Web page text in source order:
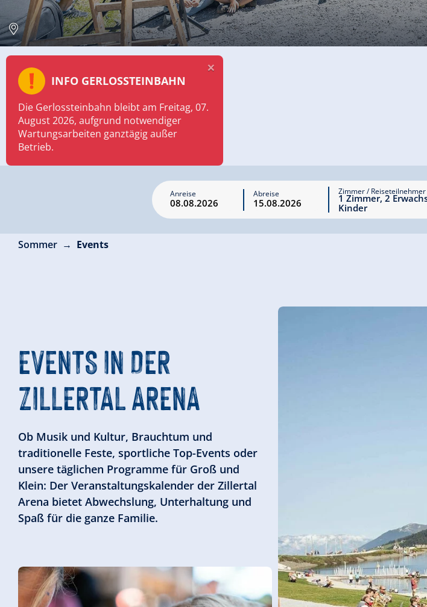
INFO GERLOSSTEINBAHN
×
Die Gerlossteinbahn bleibt am Freitag, 07.
August 2026, aufgrund notwendiger
Wartungsarbeiten ganztägig außer
Betrieb.
Anreise Abreise Zimmer / Reiseteilnehmer
1 Zimmer, 2
Kinder
Sommer Events
EVENTS IN DER
ZILLERTAL ARENA
Ob Musik und Kultur, Brauchtum und
traditionelle Feste, sportliche Top-Events oder
unsere täglichen Programme für Groß und
Klein: Der Veranstaltungskalender der Zillertal
Arena bietet Abwechslung, Unterhaltung und
Spaß für die ganze Familie.